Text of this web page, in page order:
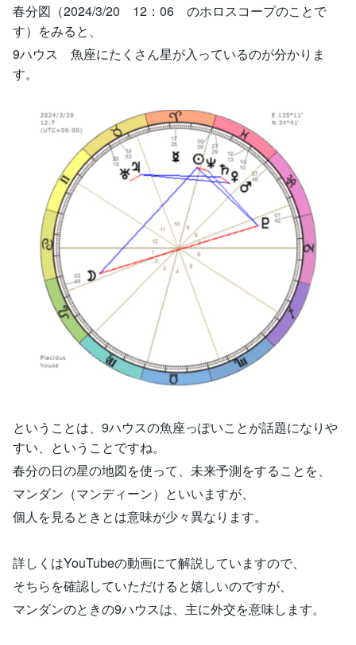
春分図（2024/3/20 12：06 のホロスコープのことで
す）をみると、
9ハウス 魚座にたくさん星が入っているのが分かりま
す。
ということは、9ハウスの魚座っぽいことが話題になりや
すい、ということですね。
春分の日の星の地図を使って、未来予測をすることを、
マンダン（マンディーン）といいますが、
個人を見るときとは意味が少々異なります。
詳しくはYouTubeの動画にて解説していますので、
そちらを確認していただけると嬉しいのですが、
マンダンのときの9ハウスは、主に外交を意味します。